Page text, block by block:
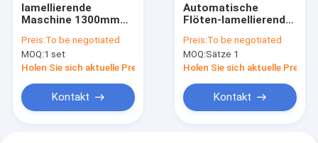
lamellierende
Maschine 1300mm
Pappe12kwcorrugated
Preis:To be negotiated
MOQ:1 set
Holen Sie sich aktuelle Preis
Kontakt
Automatische
Flöten-lamellierende
für Wellpappe
Preis:To be negotiated
MOQ:Sätze 1
Holen Sie sich aktuelle Preis
Kontakt